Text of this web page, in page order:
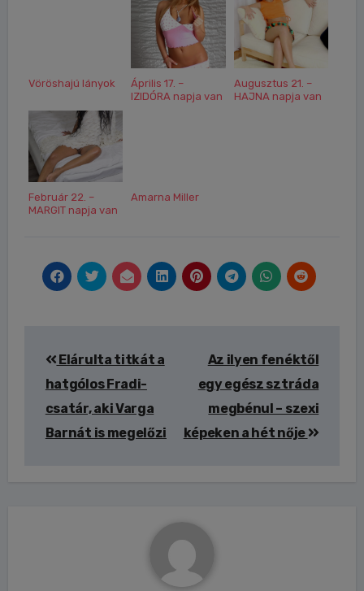
Vöröshajú lányok
Április 17. –
IZIDÓRA napja van
Augusztus 21. –
HAJNA napja van
Február 22. –
MARGIT napja van
Amarna Miller
navigáció
Elárulta titkát a
hatgólos Fradi-
csatár, aki Varga
Barnát is megelőzi
Az ilyen fenéktől
egy egész sztráda
megbénul – szexi
képeken a hét nője